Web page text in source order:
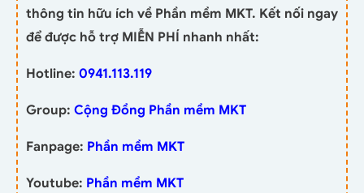
thông tin hữu ích về Phần mềm MKT. Kết nối ngay
để được hỗ trợ MIỄN PHÍ nhanh nhất:
Hotline: 0941.113.119
Group: Cộng Đồng Phần mềm MKT
Fanpage: Phần mềm MKT
Youtube: Phần mềm MKT